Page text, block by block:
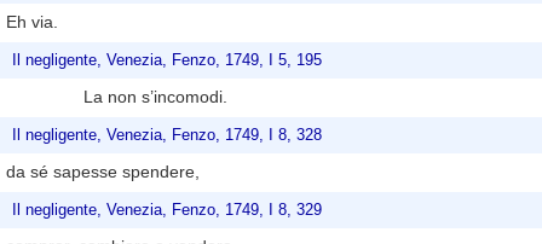
Eh via.
Il negligente, Venezia, Fenzo, 1749, I 5, 195
La non s’incomodi.
Il negligente, Venezia, Fenzo, 1749, I 8, 328
da sé sapesse spendere,
Il negligente, Venezia, Fenzo, 1749, I 8, 329